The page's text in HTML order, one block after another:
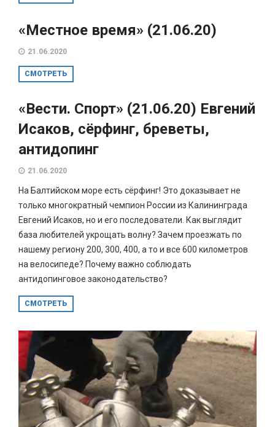
«Местное время» (21.06.20)
21.06.2020
СМОТРЕТЬ
«Вести. Спорт» (21.06.20) Евгений
Исаков, сёрфинг, бреветы,
антидопинг
21.06.2020
На Балтийском море есть сёрфинг! Это доказывает не
только многократный чемпион России из Калининграда
Евгений Исаков, но и его последователи. Как выглядит
база любителей укрощать волну? Зачем проезжать по
нашему региону 200, 300, 400, а то и все 600 километров
на велосипеде? Почему важно соблюдать
антидопинговое законодательство?
СМОТРЕТЬ